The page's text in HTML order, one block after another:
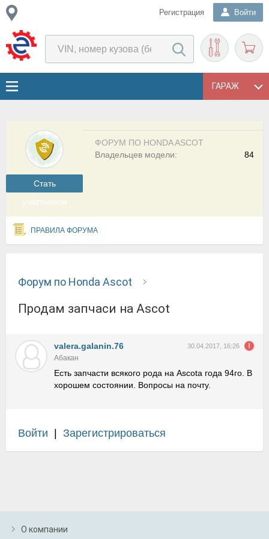
Регистрация Войти
ГАРАЖ
Cтать
участником
ФОРУМ ПО HONDA ASCOT
84
Владельцев модели:
ПРАВИЛА ФОРУМА
Форум по Honda Ascot
Продам запчаси на Ascot
valera.galanin.76 30.04.2017, 16:26
Абакан
Есть запчасти всякого рода на Ascota года 94го. В
хорошем состоянии. Вопросы на почту.
Войти Зарегистрироваться
О компании